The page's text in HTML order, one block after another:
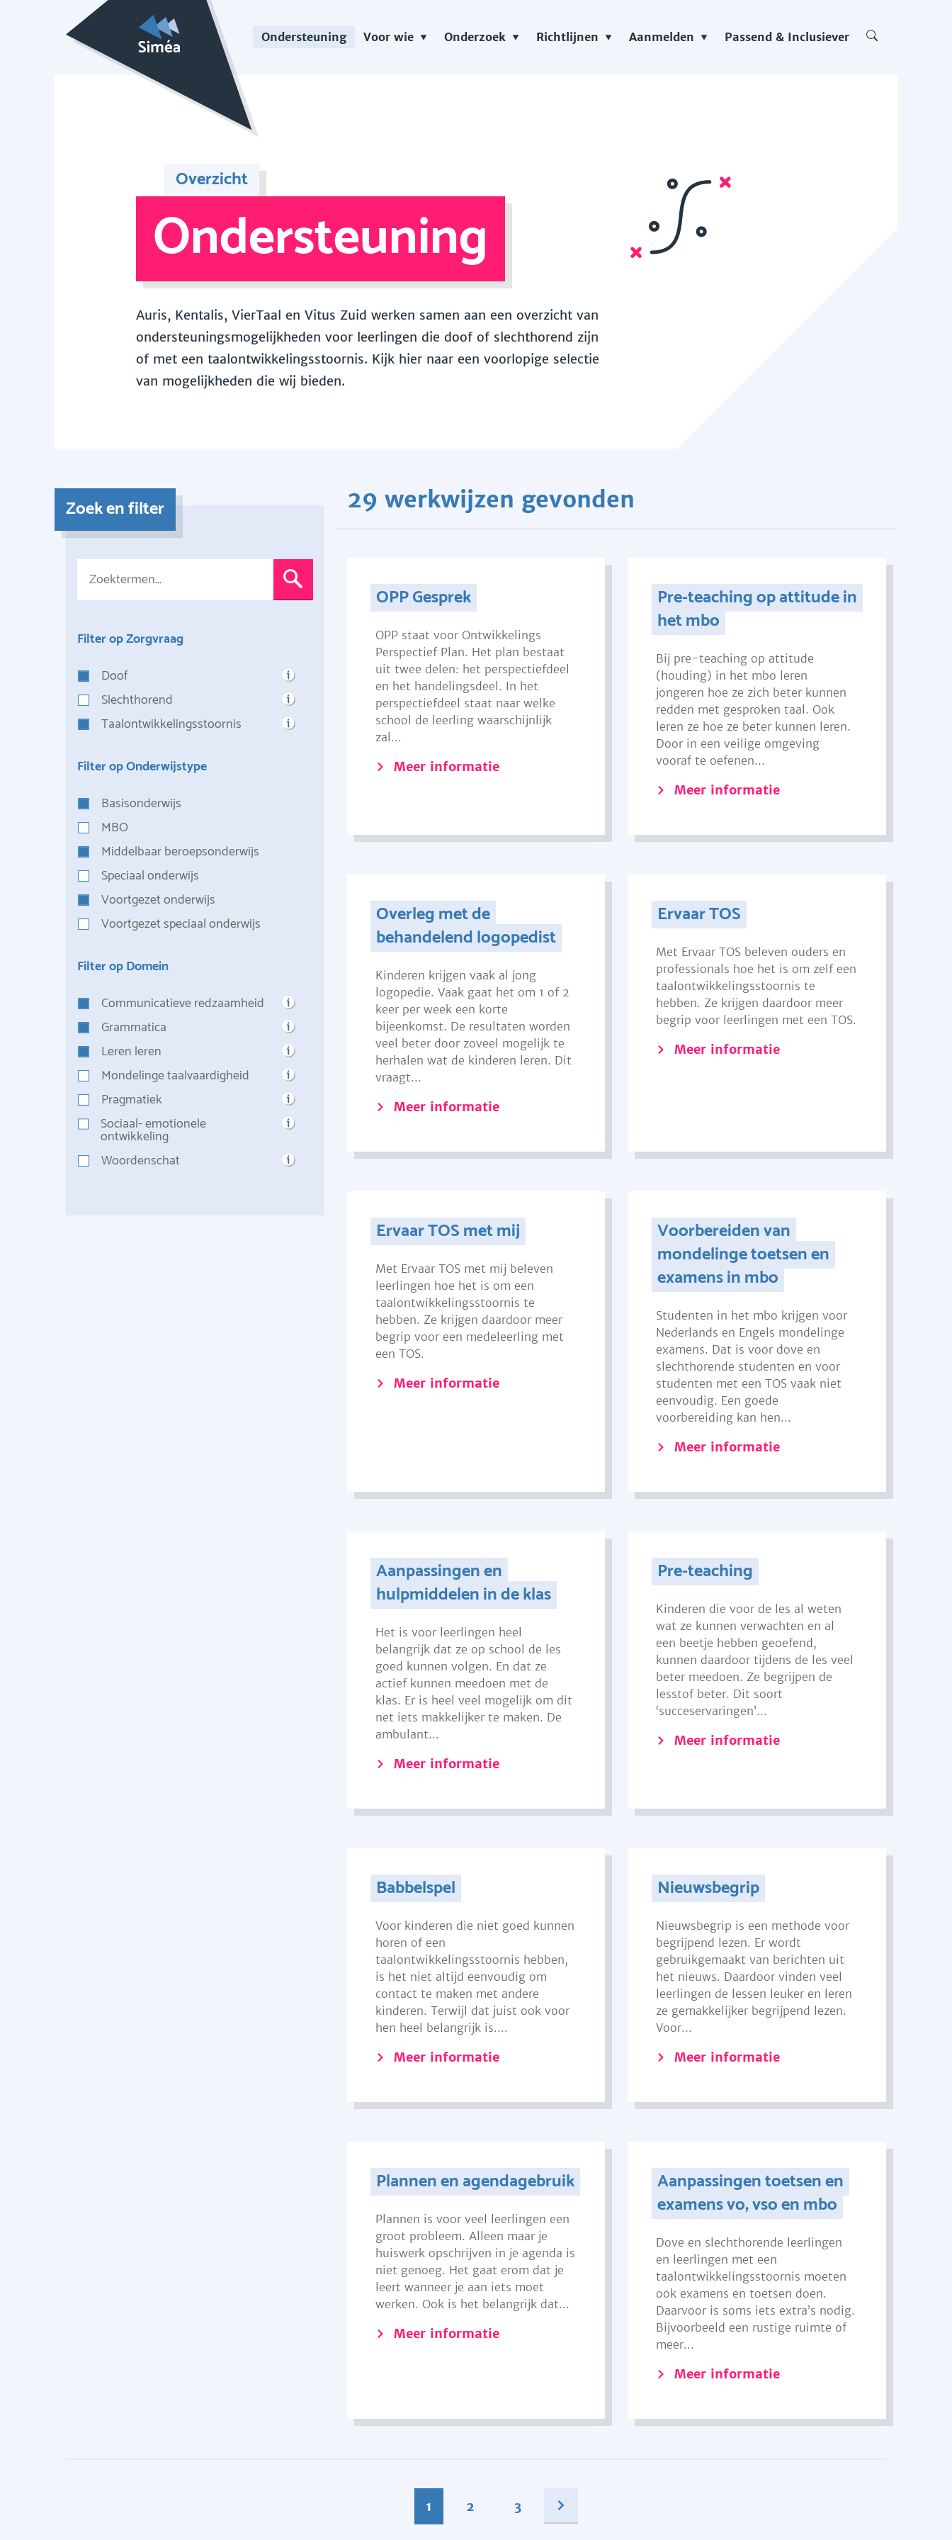
Ondersteuning Voor wie Onderzoek Richtlijnen Aanmelden Passend & Inclusiever
Overzicht
Ondersteuning
Auris, Kentalis, VierTaal en Vitus Zuid werken samen aan een overzicht van
ondersteuningsmogelijkheden voor leerlingen die doof of slechthorend zijn
of met een taalontwikkelingsstoornis. Kijk hier naar een voorlopige selectie
van mogelijkheden die wij bieden.
Zoek en filter
Filter op Zorgvraag
Doof
Slechthorend
Taalontwikkelingsstoornis
Filter op Onderwijstype
Basisonderwijs
MBO
Middelbaar beroepsonderwijs
Speciaal onderwijs
Voortgezet onderwijs
Voortgezet speciaal onderwijs
Filter op Domein
Communicatieve redzaamheid
Grammatica
Leren leren
Mondelinge taalvaardigheid
Pragmatiek
Sociaal- emotionele
ontwikkeling
Woordenschat
29 werkwijzen gevonden
OPP Gesprek
OPP staat voor Ontwikkelings
Perspectief Plan. Het plan bestaat
uit twee delen: het perspectiefdeel
en het handelingsdeel. In het
perspectiefdeel staat naar welke
school de leerling waarschijnlijk
zal...
Meer informatie
Pre-teaching op attitude in
het mbo
Bij pre-teaching op attitude
(houding) in het mbo leren
jongeren hoe ze zich beter kunnen
redden met gesproken taal. Ook
leren ze hoe ze beter kunnen leren.
Door in een veilige omgeving
vooraf te oefenen...
Meer informatie
Overleg met de
behandelend logopedist
Kinderen krijgen vaak al jong
logopedie. Vaak gaat het om 1 of 2
keer per week een korte
bijeenkomst. De resultaten worden
veel beter door zoveel mogelijk te
herhalen wat de kinderen leren. Dit
vraagt...
Meer informatie
Ervaar TOS
Met Ervaar TOS beleven ouders en
professionals hoe het is om zelf een
taalontwikkelingsstoornis te
hebben. Ze krijgen daardoor meer
begrip voor leerlingen met een TOS.
Meer informatie
Ervaar TOS met mij
Met Ervaar TOS met mij beleven
leerlingen hoe het is om een
taalontwikkelingsstoornis te
hebben. Ze krijgen daardoor meer
begrip voor een medeleerling met
een TOS.
Meer informatie
Voorbereiden van
mondelinge toetsen en
examens in mbo
Studenten in het mbo krijgen voor
Nederlands en Engels mondelinge
examens. Dat is voor dove en
slechthorende studenten en voor
studenten met een TOS vaak niet
eenvoudig. Een goede
voorbereiding kan hen...
Meer informatie
Aanpassingen en
hulpmiddelen in de klas
Het is voor leerlingen heel
belangrijk dat ze op school de les
goed kunnen volgen. En dat ze
actief kunnen meedoen met de
klas. Er is heel veel mogelijk om dit
net iets makkelijker te maken. De
ambulant...
Meer informatie
Pre-teaching
Kinderen die voor de les al weten
wat ze kunnen verwachten en al
een beetje hebben geoefend,
kunnen daardoor tijdens de les veel
beter meedoen. Ze begrijpen de
lesstof beter. Dit soort
‘succeservaringen’...
Meer informatie
Babbelspel
Voor kinderen die niet goed kunnen
horen of een
taalontwikkelingsstoornis hebben,
is het niet altijd eenvoudig om
contact te maken met andere
kinderen. Terwijl dat juist ook voor
hen heel belangrijk is....
Meer informatie
Nieuwsbegrip
Nieuwsbegrip is een methode voor
begrijpend lezen. Er wordt
gebruikgemaakt van berichten uit
het nieuws. Daardoor vinden veel
leerlingen de lessen leuker en leren
ze gemakkelijker begrijpend lezen.
Voor...
Meer informatie
Plannen en agendagebruik
Plannen is voor veel leerlingen een
groot probleem. Alleen maar je
huiswerk opschrijven in je agenda is
niet genoeg. Het gaat erom dat je
leert wanneer je aan iets moet
werken. Ook is het belangrijk dat...
Meer informatie
Aanpassingen toetsen en
examens vo, vso en mbo
Dove en slechthorende leerlingen
en leerlingen met een
taalontwikkelingsstoornis moeten
ook examens en toetsen doen.
Daarvoor is soms iets extra’s nodig.
Bijvoorbeeld een rustige ruimte of
meer...
Meer informatie
1 2 3